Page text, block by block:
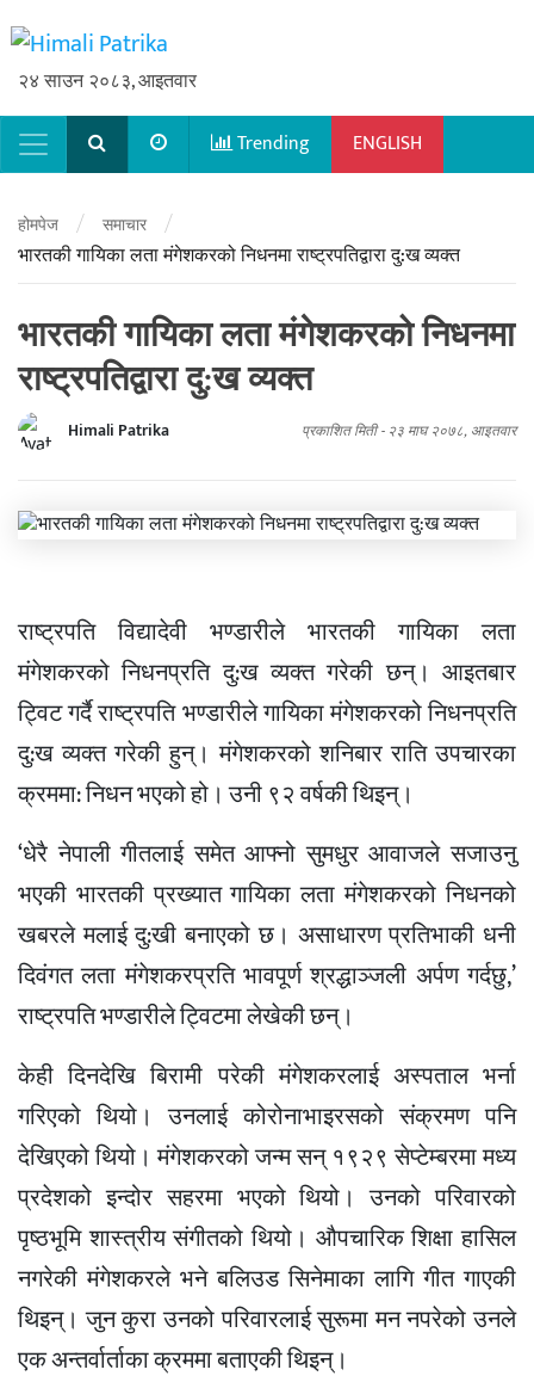
२४ साउन २०८३, आइतवार
Main NavigationTrending ENGLISH
होमपेज / समाचार /
भारतकी गायिका लता मंगेशकरको निधनमा राष्ट्रपतिद्वारा दु:ख व्यक्त
भारतकी गायिका लता मंगेशकरको निधनमा
राष्ट्रपतिद्वारा दु:ख व्यक्त
Himali Patrika प्रकाशित मिती - २३ माघ २०७८, आइतवार
राष्ट्रपति विद्यादेवी भण्डारीले भारतकी गायिका लता
मंगेशकरको निधनप्रति दु:ख व्यक्त गरेकी छन्। आइतबार
ट्विट गर्दै राष्ट्रपति भण्डारीले गायिका मंगेशकरको निधनप्रति
दु:ख व्यक्त गरेकी हुन्। मंगेशकरको शनिबार राति उपचारका
क्रममा: निधन भएको हो। उनी ९२ वर्षकी थिइन्।
‘धेरै नेपाली गीतलाई समेत आफ्नो सुमधुर आवाजले सजाउनु
भएकी भारतकी प्रख्यात गायिका लता मंगेशकरको निधनको
खबरले मलाई दु:खी बनाएको छ। असाधारण प्रतिभाकी धनी
दिवंगत लता मंगेशकरप्रति भावपूर्ण श्रद्धाञ्जली अर्पण गर्दछु,’
राष्ट्रपति भण्डारीले ट्विटमा लेखेकी छन्।
केही दिनदेखि बिरामी परेकी मंगेशकरलाई अस्पताल भर्ना
गरिएको थियो। उनलाई कोरोनाभाइरसको संक्रमण पनि
देखिएको थियो। मंगेशकरको जन्म सन् १९२९ सेप्टेम्बरमा मध्य
प्रदेशको इन्दोर सहरमा भएको थियो। उनको परिवारको
पृष्ठभूमि शास्त्रीय संगीतको थियो। औपचारिक शिक्षा हासिल
नगरेकी मंगेशकरले भने बलिउड सिनेमाका लागि गीत गाएकी
थिइन्। जुन कुरा उनको परिवारलाई सुरूमा मन नपरेको उनले
एक अन्तर्वार्ताका क्रममा बताएकी थिइन्।